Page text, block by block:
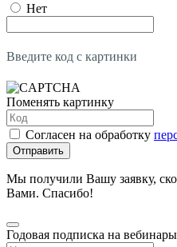
Нет
Введите код с картинки
Поменять картинку
Согласен на обработку
Отправить
Мы получили Вашу заявку,
Вами. Спасибо!
Годовая подписка на вебинары